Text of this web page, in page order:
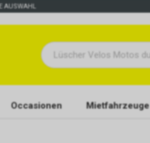
AUSWAHL
Occasionen Mietfahrzeuge